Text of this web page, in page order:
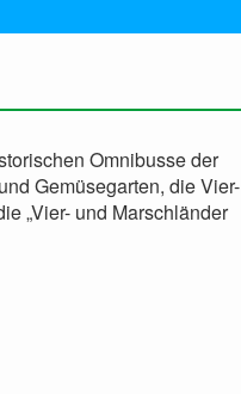
Omnibusse der
Gemüsegarten, die Vier-
„Vier- und Marschländer